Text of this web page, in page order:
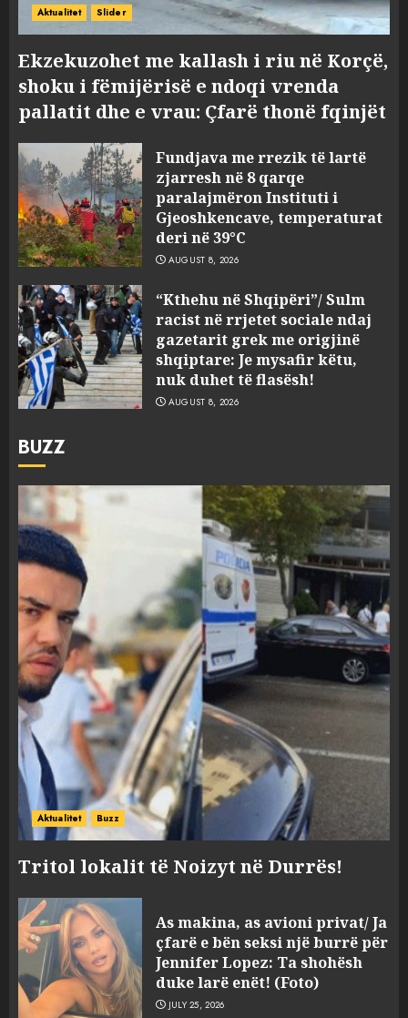
Aktualitet Slider
Ekzekuzohet me kallash i riu në Korçë,
shoku i fëmijërisë e ndoqi vrenda
pallatit dhe e vrau: Çfarë thonë fqinjët
Fundjava me rrezik të lartë
zjarresh në 8 qarqe
paralajmëron Instituti i
Gjeoshkencave, temperaturat
deri në 39°C
AUGUST 8, 2026
“Kthehu në Shqipëri”/ Sulm
racist në rrjetet sociale ndaj
gazetarit grek me origjinë
shqiptare: Je mysafir këtu,
nuk duhet të flasësh!
AUGUST 8, 2026
BUZZ
Aktualitet Buzz
Tritol lokalit të Noizyt në Durrës!
As makina, as avioni privat/ Ja
çfarë e bën seksi një burrë për
Jennifer Lopez: Ta shohësh
duke larë enët! (Foto)
JULY 25, 2026